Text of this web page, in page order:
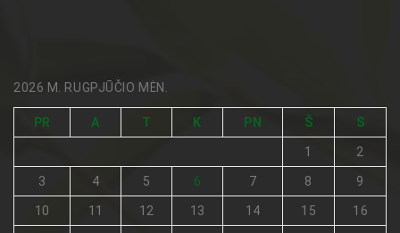
2026 M. RUGPJŪČIO MĖN.
PR A T K PN Š S
1 2
3 4 5 6 7 8 9
10 11 12 13 14 15 16